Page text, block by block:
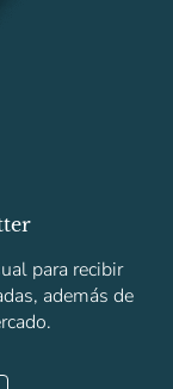
para recibir
además de